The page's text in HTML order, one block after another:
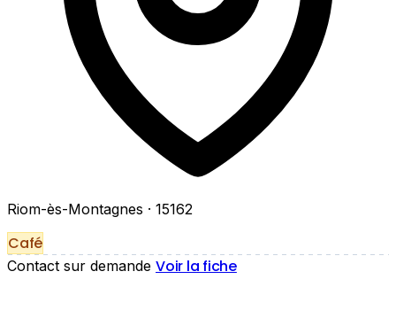
Riom-ès-Montagnes · 15162
Café
Contact sur demande Voir la fiche